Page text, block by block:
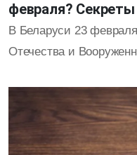
февраля?
В Беларуси 23
Отечества и